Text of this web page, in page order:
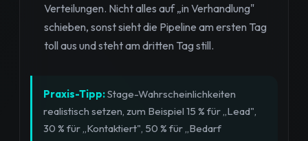
Verteilungen. Nicht alles auf „in Verhandlung"
schieben, sonst sieht die Pipeline am ersten Tag
toll aus und steht am dritten Tag still.
Praxis-Tipp:Stage-Wahrscheinlichkeiten
realistisch setzen, zum Beispiel 15 % für „Lead",
30 % für „Kontaktiert", 50 % für „Bedarf